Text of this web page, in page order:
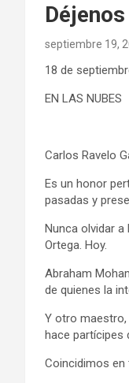
septiembre 19,
18 de
EN LAS NUBES
Carlos Ravelo
Es un honor
pasadas y
Nunca olvidar a
Ortega. Hoy.
Abraham
de quienes la
Y otro
hace partícipes
Coincidimos